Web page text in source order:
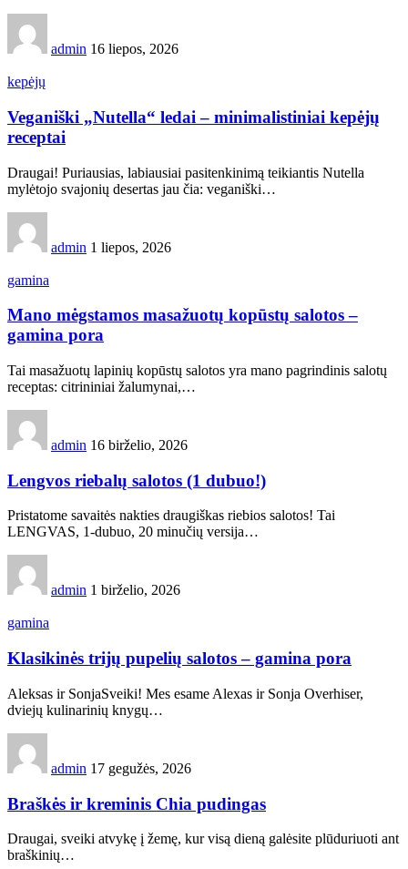
admin 16 liepos, 2026
kepėjų
Veganiški „Nutella“ ledai – minimalistiniai kepėjų
receptai
Draugai! Puriausias, labiausiai pasitenkinimą teikiantis Nutella
mylėtojo svajonių desertas jau čia: veganiški…
admin 1 liepos, 2026
gamina
Mano mėgstamos masažuotų kopūstų salotos –
gamina pora
Tai masažuotų lapinių kopūstų salotos yra mano pagrindinis salotų
receptas: citrininiai žalumynai,…
admin 16 birželio, 2026
Lengvos riebalų salotos (1 dubuo!)
Pristatome savaitės nakties draugiškas riebios salotos! Tai
LENGVAS, 1-dubuo, 20 minučių versija…
admin 1 birželio, 2026
gamina
Klasikinės trijų pupelių salotos – gamina pora
Aleksas ir SonjaSveiki! Mes esame Alexas ir Sonja Overhiser,
dviejų kulinarinių knygų…
admin 17 gegužės, 2026
Braškės ir kreminis Chia pudingas
Draugai, sveiki atvykę į žemę, kur visą dieną galėsite plūduriuoti ant
braškinių…